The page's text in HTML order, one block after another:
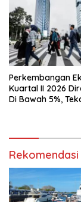
Perkembangan
Kuartal II 2026
Di Bawah 5%,